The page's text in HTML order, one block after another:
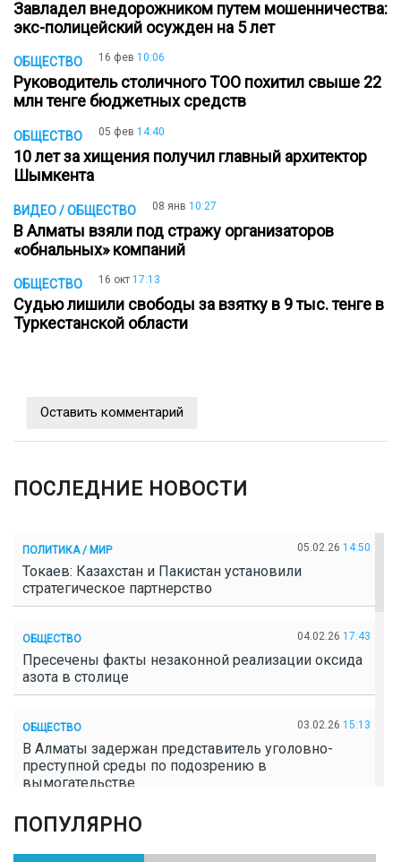
Завладел внедорожником путем мошенничества:
экс-полицейский осужден на 5 лет
ОБЩЕСТВО 16 фев 10:06
Руководитель столичного ТОО похитил свыше 22
млн тенге бюджетных средств
ОБЩЕСТВО 05 фев 14:40
10 лет за хищения получил главный архитектор
Шымкента
ВИДЕО / ОБЩЕСТВО 08 янв 10:27
В Алматы взяли под стражу организаторов
«обнальных» компаний
ОБЩЕСТВО 16 окт 17:13
Судью лишили свободы за взятку в 9 тыс. тенге в
Туркестанской области
Оставить комментарий
ПОСЛЕДНИЕ НОВОСТИ
ПОЛИТИКА / МИР 05.02.26 14:50
Токаев: Казахстан и Пакистан установили
стратегическое партнерство
ОБЩЕСТВО 04.02.26 17:43
Пресечены факты незаконной реализации оксида
азота в столице
ОБЩЕСТВО 03.02.26 15:13
В Алматы задержан представитель уголовно-
преступной среды по подозрению в
вымогательстве
ОБЩЕСТВО
Полицейские пресекли незаконное выращивание
ПОПУЛЯРНО